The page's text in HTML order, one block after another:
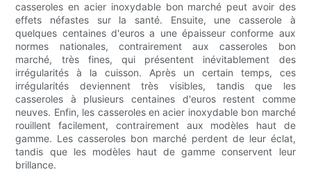
casseroles en acier inoxydable bon marché peut avoir des
effets néfastes sur la santé. Ensuite, une casserole à
quelques centaines d'euros a une épaisseur conforme aux
normes nationales, contrairement aux casseroles bon
marché, très fines, qui présentent inévitablement des
irrégularités à la cuisson. Après un certain temps, ces
irrégularités deviennent très visibles, tandis que les
casseroles à plusieurs centaines d'euros restent comme
neuves. Enfin, les casseroles en acier inoxydable bon marché
rouillent facilement, contrairement aux modèles haut de
gamme. Les casseroles bon marché perdent de leur éclat,
tandis que les modèles haut de gamme conservent leur
brillance.